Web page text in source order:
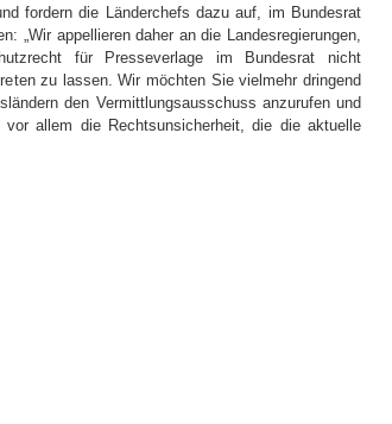
fordern die Länderchefs dazu auf, im Bundesrat
„Wir appellieren daher an die Landesregierungen,
für Presseverlage im Bundesrat nicht
zu lassen. Wir möchten Sie vielmehr dringend
den Vermittlungsausschuss anzurufen und
allem die Rechtsunsicherheit, die die aktuelle